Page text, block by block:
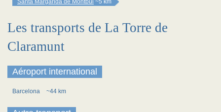
Santa Margarida de Montbui ~5 km
Les transports de La Torre de
Claramunt
Aéroport international
Barcelona ~44 km